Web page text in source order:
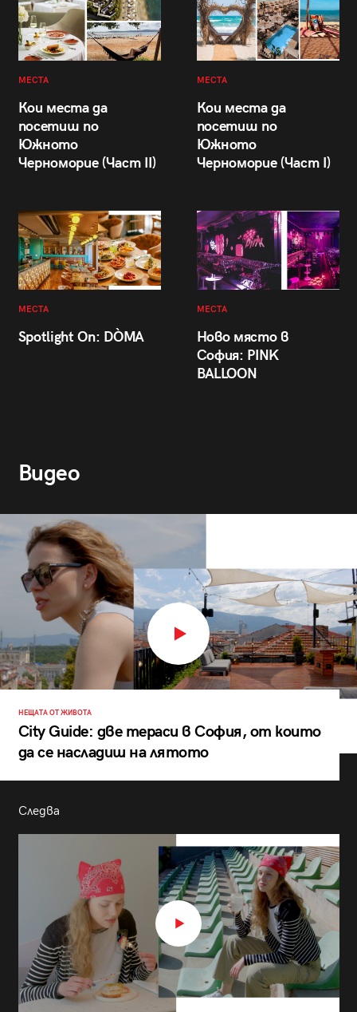
МЕСТА
Кои места да
посетиш по
Южното
Черноморие (Част II)
МЕСТА
Кои места да
посетиш по
Южното
Черноморие (Част I)
МЕСТА
Spotlight On: DÒMA
МЕСТА
Ново място в
София: PINK
BALLOON
Видео
НЕЩАТА ОТ ЖИВОТА
City Guide: две тераси в София, от които
да се насладиш на лятото
Следва